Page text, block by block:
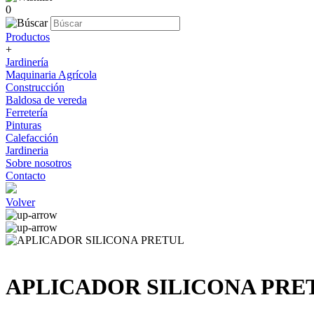
0
Productos
+
Jardinería
Maquinaria Agrícola
Construcción
Baldosa de vereda
Ferretería
Pinturas
Calefacción
Jardineria
Sobre nosotros
Contacto
Volver
APLICADOR SILICONA